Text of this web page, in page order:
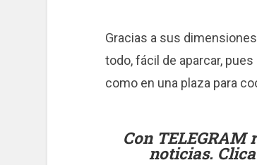
Gracias a sus
todo, fácil de aparcar,
como en una plaza para
Con
noticias.